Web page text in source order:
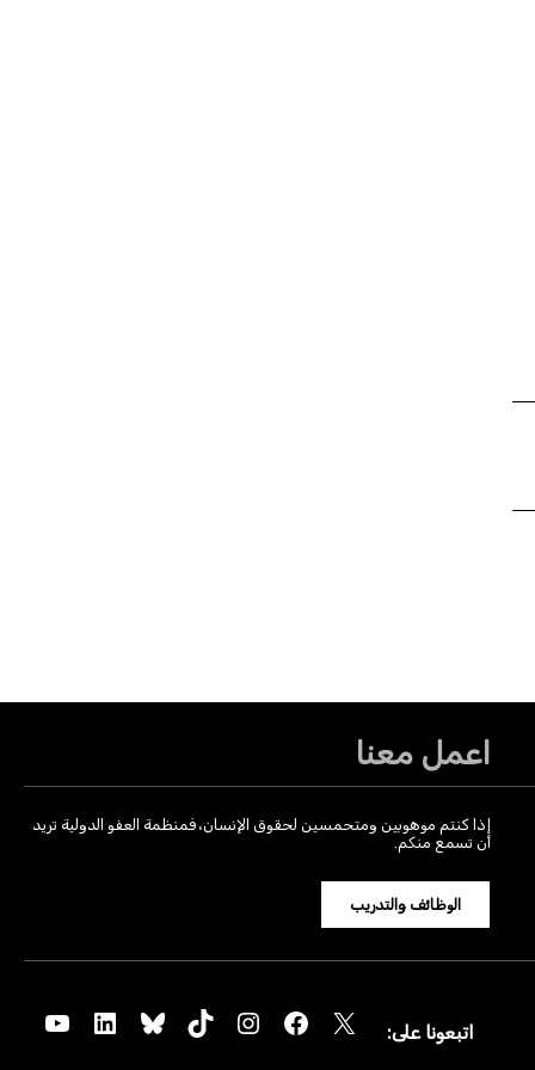
اعمل معنا
إذا كنتم موهوبين ومتحمسين لحقوق الإنسان، فمنظمة العفو الدولية تريد
أن تسمع منكم.
الوظائف والتدريب
اتبعونا على: X
Facebook
Instagram
TikTok
Bluesky
LinkedIn
YouTube